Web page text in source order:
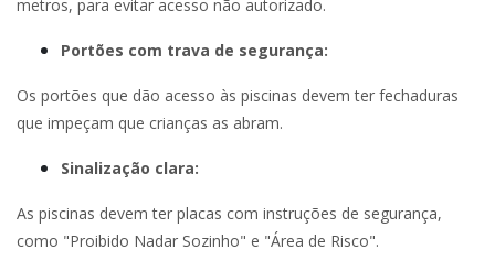
metros, para evitar acesso não autorizado.
Portões com trava de segurança:
Os portões que dão acesso às piscinas devem ter fechaduras
que impeçam que crianças as abram.
Sinalização clara:
As piscinas devem ter placas com instruções de segurança,
como "Proibido Nadar Sozinho" e "Área de Risco".